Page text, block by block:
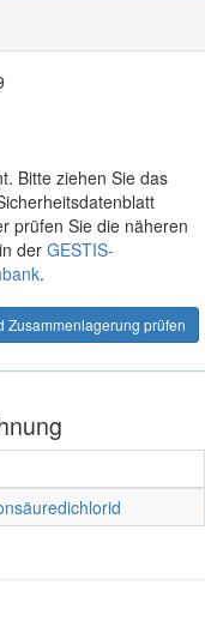
Bitte ziehen Sie das
prüfen Sie die näheren
der GESTIS-
.
Zusammenlagerung prüfen